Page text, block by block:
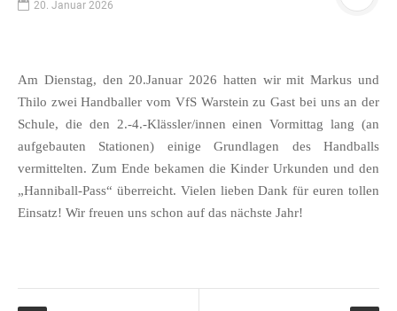
SDUI
TERMINE
ELTERNBETEILIGUNG-
UND MITWIRKUNG
DAS TEAM DER
OGGS
20. Januar 2026
Am Dienstag, den 20.Januar 2026 hatten wir mit Markus und
Thilo zwei Handballer vom VfS Warstein zu Gast bei uns an der
Schule, die den 2.-4.-Klässler/innen einen Vormittag lang (an
aufgebauten Stationen) einige Grundlagen des Handballs
vermittelten. Zum Ende bekamen die Kinder Urkunden und den
„Hanniball-Pass“ überreicht. Vielen lieben Dank für euren tollen
Einsatz! Wir freuen uns schon auf das nächste Jahr!